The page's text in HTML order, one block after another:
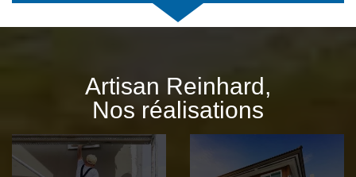
Artisan Reinhard,
Nos réalisations